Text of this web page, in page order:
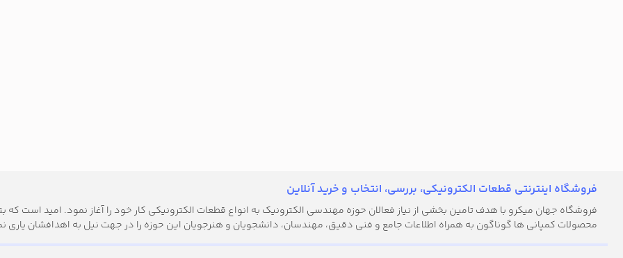
فروشگاه اینترنتی قطعات الکترونیکی، بررسی، انتخاب و خرید آنلاین
فروشگاه جهان میکرو با هدف تامین بخشی از نیاز فعالان حوزه مهندسی الکترونیک به انواع قطعات الکترونیکی کار خود را آغاز نمود. امید است که
محصولات کمپانی ها گوناگون به همراه اطلاعات جامع و فنی دقیق، مهندسان، دانشجویان و هنرجویان این حوزه را در جهت نیل به اهدافشان یاری